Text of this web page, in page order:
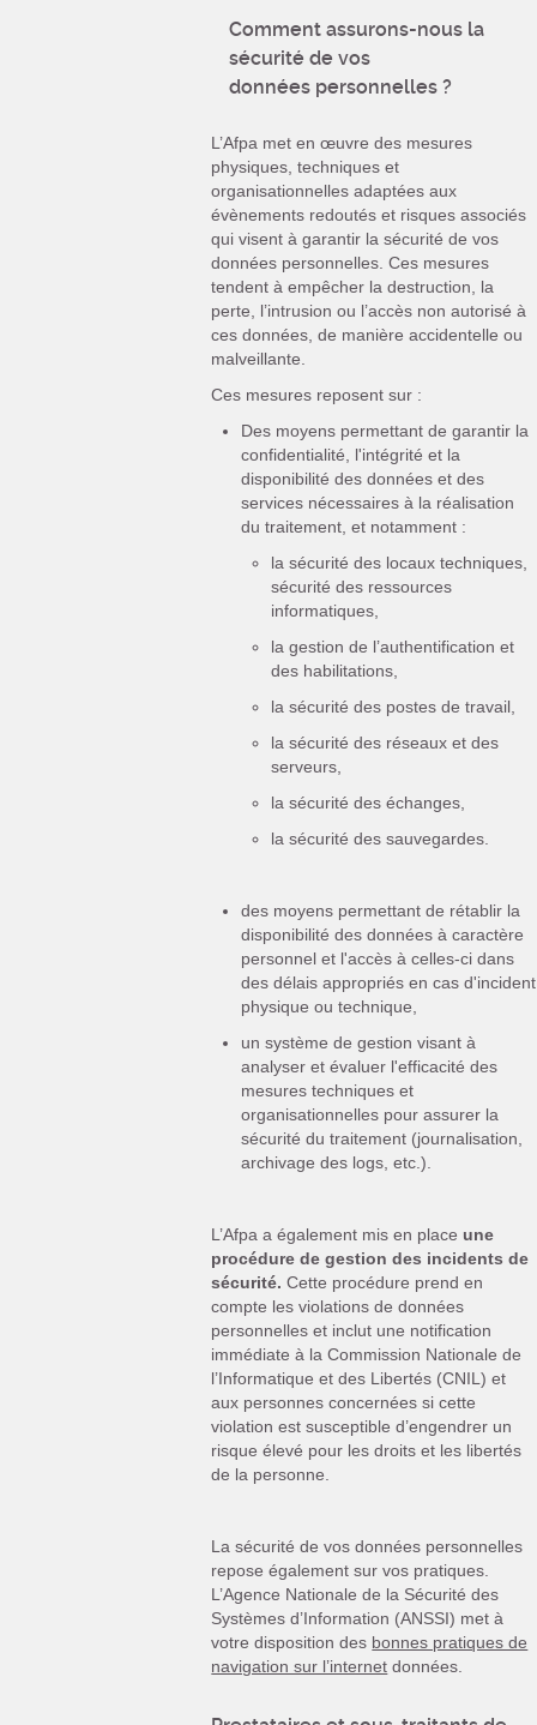
Comment assurons-nous la
sécurité de vos
données personnelles ?
L’Afpa met en œuvre des mesures
physiques, techniques et
organisationnelles adaptées aux
évènements redoutés et risques associés
qui visent à garantir la sécurité de vos
données personnelles. Ces mesures
tendent à empêcher la destruction, la
perte, l’intrusion ou l’accès non autorisé à
ces données, de manière accidentelle ou
malveillante.
Ces mesures reposent sur :
Des moyens permettant de garantir la
confidentialité, l'intégrité et la
disponibilité des données et des
services nécessaires à la réalisation
du traitement, et notamment :
la sécurité des locaux techniques,
sécurité des ressources
informatiques,
la gestion de l’authentification et
des habilitations,
la sécurité des postes de travail,
la sécurité des réseaux et des
serveurs,
la sécurité des échanges,
la sécurité des sauvegardes.
des moyens permettant de rétablir la
disponibilité des données à caractère
personnel et l'accès à celles-ci dans
des délais appropriés en cas d'incident
physique ou technique,
un système de gestion visant à
analyser et évaluer l'efficacité des
mesures techniques et
organisationnelles pour assurer la
sécurité du traitement (journalisation,
archivage des logs, etc.).
L’Afpa a également mis en place une
procédure de gestion des incidents de
sécurité. Cette procédure prend en
compte les violations de données
personnelles et inclut une notification
immédiate à la Commission Nationale de
l’Informatique et des Libertés (CNIL) et
aux personnes concernées si cette
violation est susceptible d’engendrer un
risque élevé pour les droits et les libertés
de la personne.
La sécurité de vos données personnelles
repose également sur vos pratiques.
L’Agence Nationale de la Sécurité des
Systèmes d’Information (ANSSI) met à
votre disposition des bonnes pratiques de
navigation sur l’internet données.